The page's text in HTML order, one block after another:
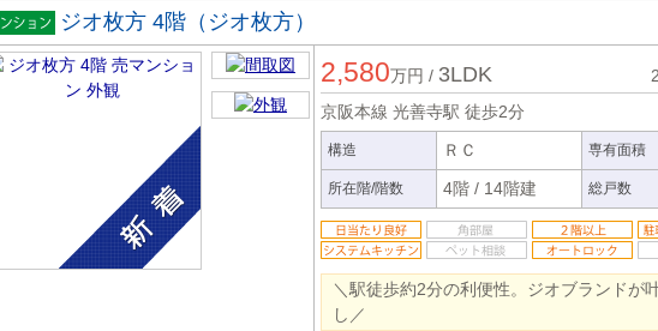
ンシ
ジオ枚方 4階（ジオ枚方）
2,580万円 / 3LDK
京阪本線 光善寺駅 徒歩2分
構造 ＲＣ 専有面積
所在階/階数 4階 / 14階建 総戸数
＼駅徒歩約2分の利便性。ジオブランドが
し／